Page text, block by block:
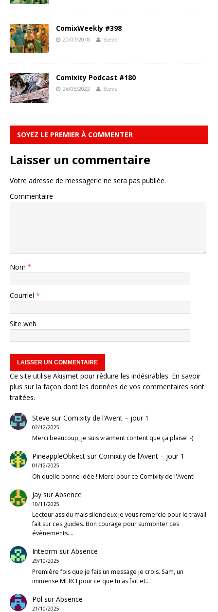
ComixWeekly #398
20/07/2018 Steve
Comixity Podcast #180
26/05/2022 Steve
SOYEZ LE PREMIER À COMMENTER
Laisser un commentaire
Votre adresse de messagerie ne sera pas publiée.
Commentaire
Nom *
Courriel *
Site web
Ce site utilise Akismet pour réduire les indésirables. En savoir
plus sur la façon dont les données de vos commentaires sont
traitées.
Steve surComixity de l’Avent – jour 1
02/12/2025
Merci beaucoup, je suis vraiment content que ça plaise :-)
PineappleObkectsurComixity de l’Avent – jour 1
01/12/2025
Oh quelle bonne idée ! Merci pour ce Comixity de l'Avent!
JaysurAbsence
10/11/2025
Lecteur assidu mais silencieux je vous remercie pour le travail
fait sur ces guides. Bon courage pour surmonter ces
évènements.…
Inteorm surAbsence
29/10/2025
Première fois que je fais un message je crois. Sam, un
immense MERCI pour ce que tu as fait et…
Pol surAbsence
21/10/2025